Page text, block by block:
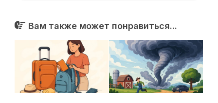
Вам также может понравиться...